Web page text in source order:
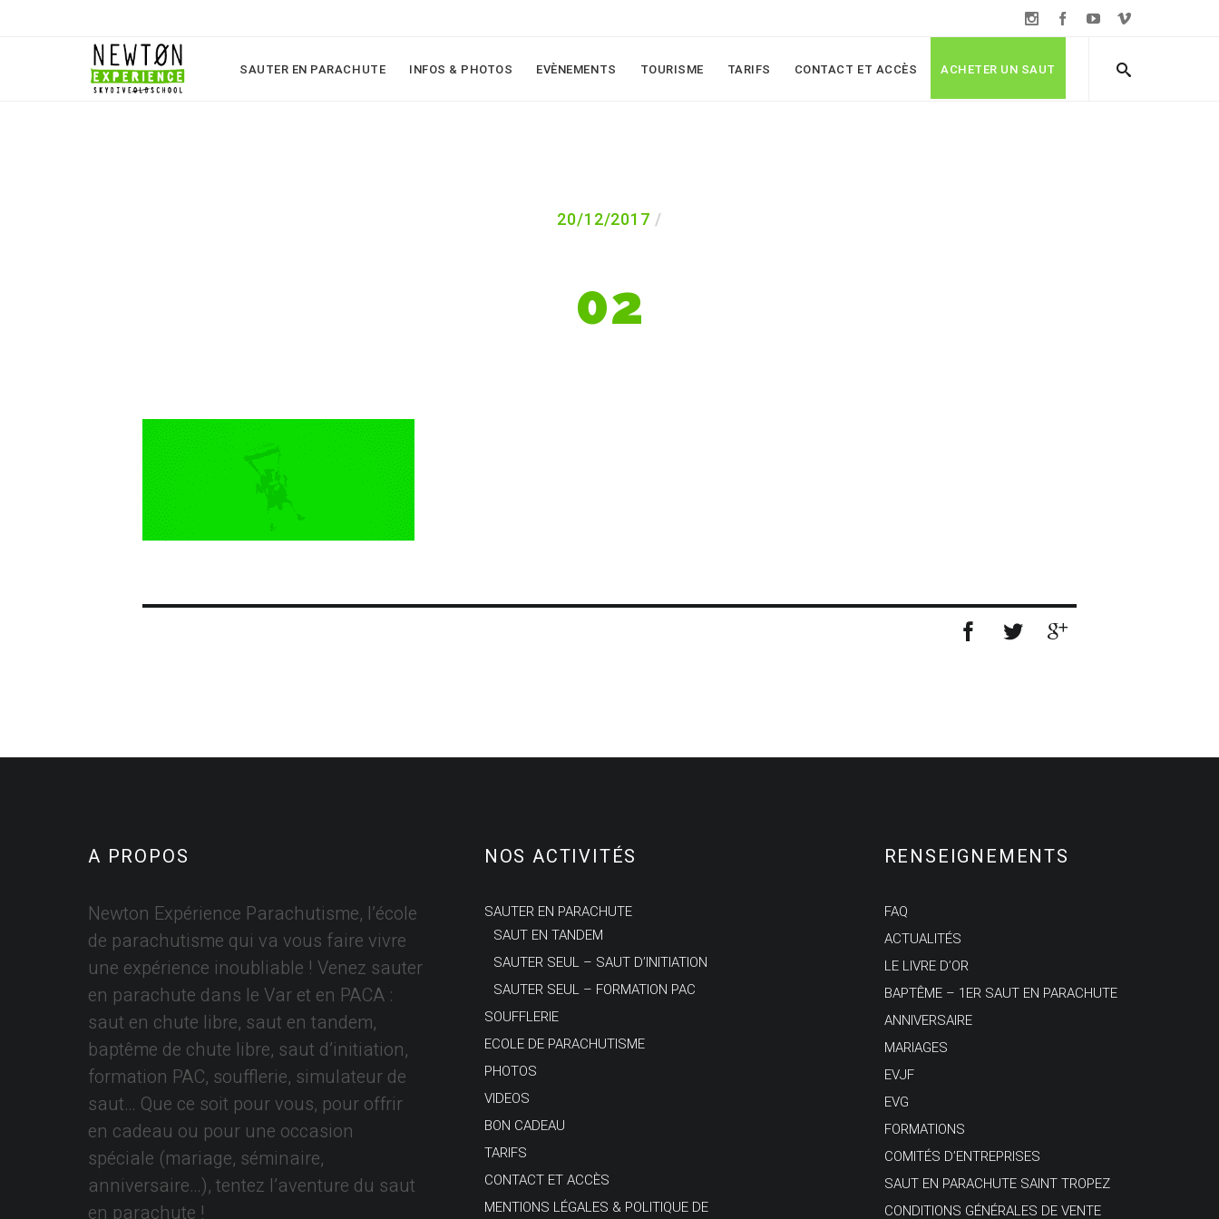
SAUTER EN PARACHUTE INFOS & PHOTOS EVÈNEMENTS TOURISME TARIFS CONTACT ET ACCÈS ACHETER UN SAUT
20/12/2017
02
A PROPOS
Newton Expérience Parachutisme, l’école
de parachutisme qui va vous faire vivre
une expérience inoubliable ! Venez sauter
en parachute dans le Var et en PACA :
saut en chute libre, saut en tandem,
baptême de chute libre, saut d’initiation,
formation PAC, soufflerie, simulateur de
saut… Que ce soit pour vous, pour offrir
en cadeau ou pour une occasion
spéciale (mariage, séminaire,
anniversaire…), tentez l’aventure du saut
en parachute !
NOS ACTIVITÉS
SAUTER EN PARACHUTE
SAUT EN TANDEM
SAUTER SEUL – SAUT D’INITIATION
SAUTER SEUL – FORMATION PAC
SOUFFLERIE
ECOLE DE PARACHUTISME
PHOTOS
VIDEOS
BON CADEAU
TARIFS
CONTACT ET ACCÈS
MENTIONS LÉGALES & POLITIQUE DE
RENSEIGNEMENTS
FAQ
ACTUALITÉS
LE LIVRE D’OR
BAPTÊME – 1ER SAUT EN PARACHUTE
ANNIVERSAIRE
MARIAGES
EVJF
EVG
FORMATIONS
COMITÉS D’ENTREPRISES
SAUT EN PARACHUTE SAINT TROPEZ
CONDITIONS GÉNÉRALES DE VENTE